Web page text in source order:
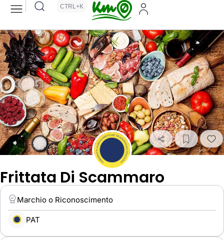
CTRL+K
Frittata Di Scammaro
Marchio o Riconoscimento
PAT